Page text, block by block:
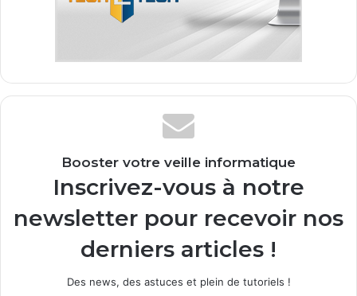
Booster votre veille informatique
Inscrivez-vous à notre
newsletter pour recevoir nos
derniers articles !
Des news, des astuces et plein de tutoriels !